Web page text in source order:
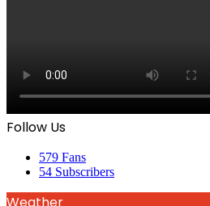
Follow Us
579 Fans
54 Subscribers